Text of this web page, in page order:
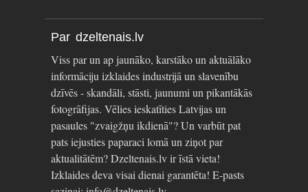
Par dzeltenais.lv
Viss par un ap jaunāko, karstāko un aktuālāko
informāciju izklaides industrijā un slavenību
dzīvēs - skandāli, stāsti, jaunumi un pikantākās
fotogrāfijas. Vēlies ieskatīties Latvijas un
pasaules "zvaigžņu ikdienā"? Un varbūt pat
pats iejusties paparaci lomā un ziņot par
aktualitātēm? Dzeltenais.lv ir īstā vieta!
Izklaides deva visai dienai garantēta! E-pasts